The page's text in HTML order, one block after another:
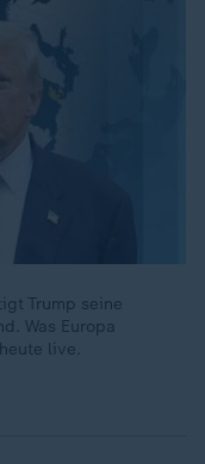
Trump seine
Was Europa
live.